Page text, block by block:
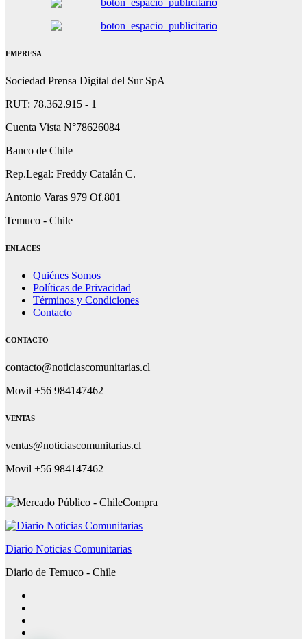
EMPRESA
Sociedad Prensa Digital del Sur SpA
RUT: 78.362.915 - 1
Cuenta Vista N°78626084
Banco de Chile
Rep.Legal: Freddy Catalán C.
Antonio Varas 979 Of.801
Temuco - Chile
ENLACES
Quiénes Somos
Políticas de Privacidad
Términos y Condiciones
Contacto
CONTACTO
contacto@noticiascomunitarias.cl
Movil +56 984147462
VENTAS
ventas@noticiascomunitarias.cl
Movil +56 984147462
Diario Noticias Comunitarias
Diario de Temuco - Chile